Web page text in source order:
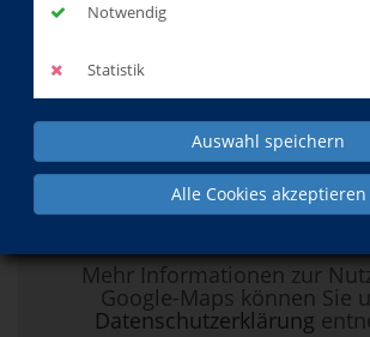
Notwendig
Statistik
Auswahl speichern
Alle Cookies akzeptieren
Anfahrt
Hier klicken, um
aktivieren.
Mehr Informationen zur
Google-Maps können Sie
Datenschutzerklärung